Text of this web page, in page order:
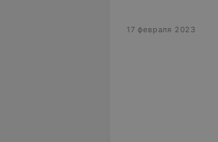
17 февраля 2023